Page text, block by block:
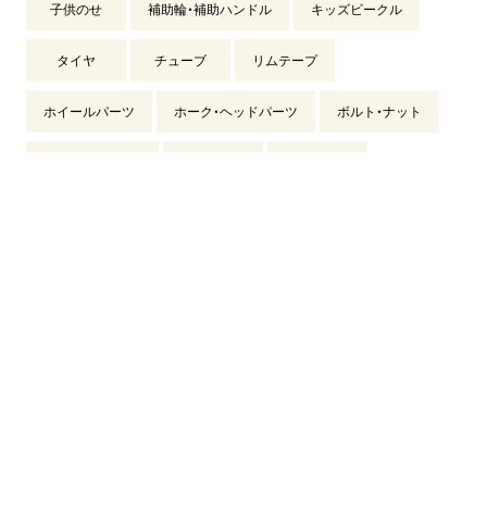
子供のせ 補助輪・補助ハンドル キッズビークル
タイヤ チューブ リムテープ
ホイールパーツ ホーク・ヘッドパーツ ボルト・ナット